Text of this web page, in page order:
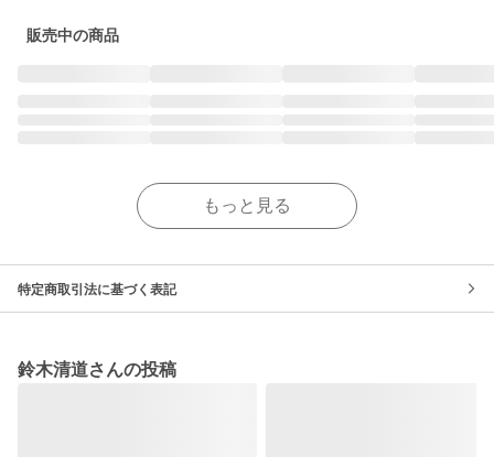
販売中の商品
もっと見る
特定商取引法に基づく表記
鈴木清道さんの投稿